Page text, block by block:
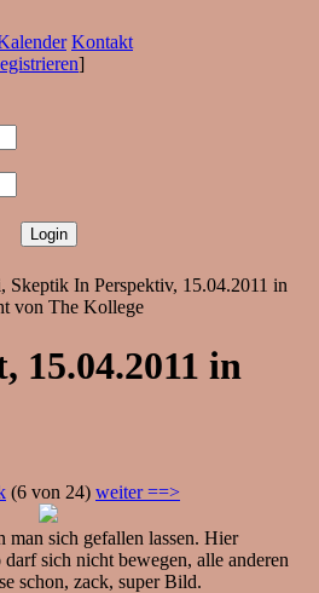
Kontakt
]
In Perspektiv, 15.04.2011 in
von The Kollege
15.04.2011 in
(6 von 24) weiter ==>
sich gefallen lassen. Hier
sich nicht bewegen, alle anderen
schon, zack, super Bild.